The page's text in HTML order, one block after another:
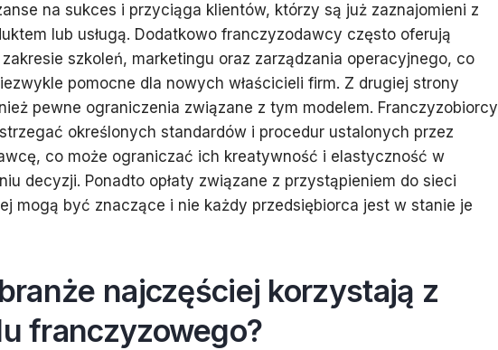
na sukces i przyciąga klientów, którzy są już zaznajomieni z
lub usługą. Dodatkowo franczyzodawcy często oferują
szkoleń, marketingu oraz zarządzania operacyjnego, co
pomocne dla nowych właścicieli firm. Z drugiej strony
pewne ograniczenia związane z tym modelem. Franczyzobiorcy
określonych standardów i procedur ustalonych przez
co może ograniczać ich kreatywność i elastyczność w
decyzji. Ponadto opłaty związane z przystąpieniem do sieci
mogą być znaczące i nie każdy przedsiębiorca jest w stanie je
najczęściej korzystają z
franczyzowego?